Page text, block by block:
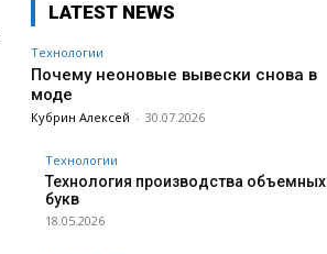
LATEST NEWS
Технологии
Почему неоновые вывески снова в
моде
Кубрин Алексей - 30.07.2026
Технологии
Технология производства объемных
букв
18.05.2026